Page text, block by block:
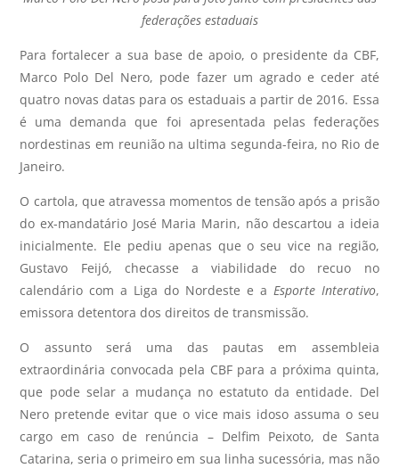
federações estaduais
Para fortalecer a sua base de apoio, o presidente da CBF,
Marco Polo Del Nero, pode fazer um agrado e ceder até
quatro novas datas para os estaduais a partir de 2016. Essa
é uma demanda que foi apresentada pelas federações
nordestinas em reunião na ultima segunda-feira, no Rio de
Janeiro.
O cartola, que atravessa momentos de tensão após a prisão
do ex-mandatário José Maria Marin, não descartou a ideia
inicialmente. Ele pediu apenas que o seu vice na região,
Gustavo Feijó, checasse a viabilidade do recuo no
calendário com a Liga do Nordeste e a Esporte Interativo,
emissora detentora dos direitos de transmissão.
O assunto será uma das pautas em assembleia
extraordinária convocada pela CBF para a próxima quinta,
que pode selar a mudança no estatuto da entidade. Del
Nero pretende evitar que o vice mais idoso assuma o seu
cargo em caso de renúncia – Delfim Peixoto, de Santa
Catarina, seria o primeiro em sua linha sucessória, mas não